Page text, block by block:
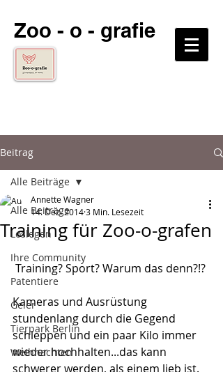
Zoo - o - grafie
Beitrag
Alle Beiträge
Loslegen
Ihre Community
Patentiere
Geier
Tierpark Berlin
Weihnachten
Alle Beiträge
Training für Zoo-o-grafen
Annette Wagner
14. Dez. 20143 Min. Lesezeit
Training? Sport? Warum das denn?!?
Kameras und Ausrüstung
stundenlang durch die Gegend
schleppen und ein paar Kilo immer
wieder hochhalten...das kann
schwerer werden, als einem lieb ist.